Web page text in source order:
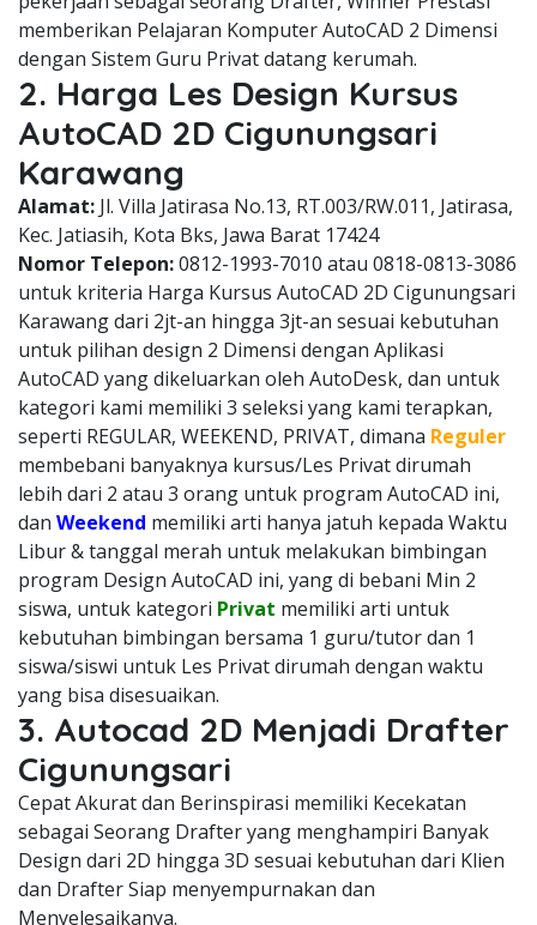
memberikan Pelajaran Komputer AutoCAD 2 Dimensi
dengan Sistem Guru Privat datang kerumah.
2. Harga Les Design Kursus
AutoCAD 2D Cigunungsari
Karawang
Alamat: Jl. Villa Jatirasa No.13, RT.003/RW.011, Jatirasa,
Kec. Jatiasih, Kota Bks, Jawa Barat 17424
Nomor Telepon:0812-1993-7010 atau 0818-0813-3086
untuk kriteria Harga Kursus AutoCAD 2D Cigunungsari
Karawang dari 2jt-an hingga 3jt-an sesuai kebutuhan
untuk pilihan design 2 Dimensi dengan Aplikasi
AutoCAD yang dikeluarkan oleh AutoDesk, dan untuk
kategori kami memiliki 3 seleksi yang kami terapkan,
seperti REGULAR, WEEKEND, PRIVAT, dimana Reguler
membebani banyaknya kursus/Les Privat dirumah
lebih dari 2 atau 3 orang untuk program AutoCAD ini,
dan Weekend memiliki arti hanya jatuh kepada Waktu
Libur & tanggal merah untuk melakukan bimbingan
program Design AutoCAD ini, yang di bebani Min 2
siswa, untuk kategori Privat memiliki arti untuk
kebutuhan bimbingan bersama 1 guru/tutor dan 1
siswa/siswi untuk Les Privat dirumah dengan waktu
yang bisa disesuaikan.
3. Autocad 2D Menjadi Drafter
Cigunungsari
Cepat Akurat dan Berinspirasi memiliki Kecekatan
sebagai Seorang Drafter yang menghampiri Banyak
Design dari 2D hingga 3D sesuai kebutuhan dari Klien
dan Drafter Siap menyempurnakan dan
Menyelesaikanya.